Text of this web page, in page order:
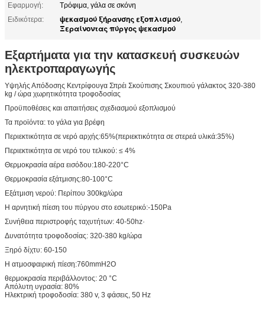
Εφαρμογή:
Τρόφιμα, γάλα σε σκόνη
Ειδικότερα:
ψεκασμού ξήρανσης εξοπλισμού,
Ξεραίνοντας πύργος ψεκασμού
Εξαρτήματα για την κατασκευή συσκευών
ηλεκτροπαραγωγής
Υψηλής Απόδοσης Κεντρίφουγα Σπρέι Σκούπισης Σκουπιού γάλακτος 320-380
kg / ώρα χωρητικότητα τροφοδοσίας
Προϋποθέσεις και απαιτήσεις σχεδιασμού εξοπλισμού
Τα προϊόντα: το γάλα για βρέφη
Περιεκτικότητα σε νερό αρχής:65%(περιεκτικότητα σε στερεά υλικά:35%)
Περιεκτικότητα σε νερό του τελικού: ≤ 4%
Θερμοκρασία αέρα εισόδου:180-220°C
Θερμοκρασία εξάτμισης:80-100°C
Εξάτμιση νερού: Περίπου 300kg/ώρα
Η αρνητική πίεση του πύργου στο εσωτερικό:-150Pa
Συνήθεια περιστροφής ταχυτήτων: 40-50hz·
Δυνατότητα τροφοδοσίας: 320-380 kg/ώρα
Ξηρό δίχτυ: 60-150
Η ατμοσφαιρική πίεση:760mmH2O
θερμοκρασία περιβάλλοντος: 20 °C
Απόλυτη υγρασία: 80%
Ηλεκτρική τροφοδοσία: 380 v, 3 φάσεις, 50 Hz